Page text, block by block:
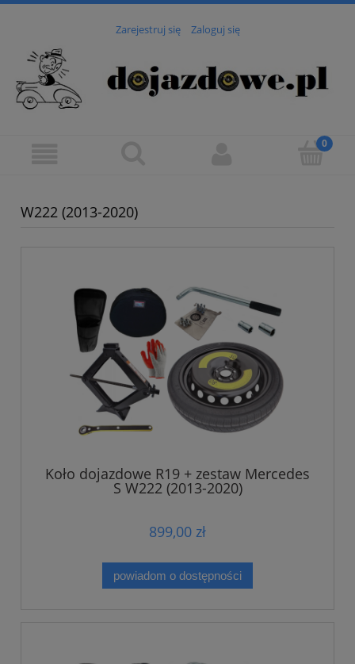
Zarejestruj się Zaloguj się
W222 (2013-2020)
Koło dojazdowe R19 + zestaw Mercedes
S W222 (2013-2020)
899,00 zł
powiadom o dostępności